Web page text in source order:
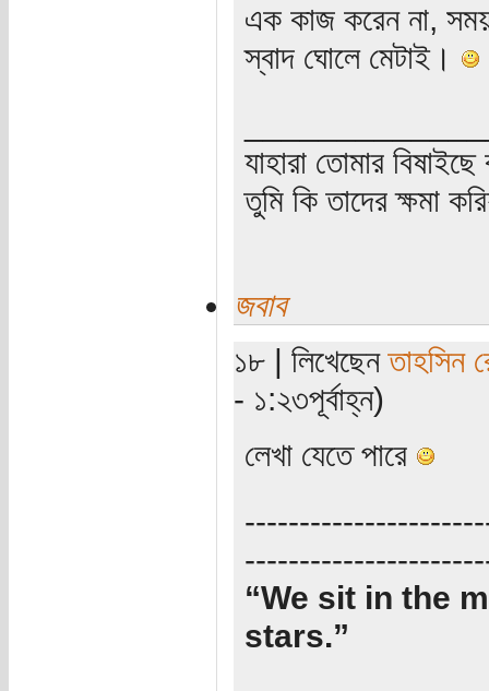
এক কাজ করেন না,
স্বাদ ঘোলে মেটাই।
যাহারা তোমার
তুমি কি তাদের ক্ষমা
জবাব
১৮ | লিখেছেনতাহসিন
- ১:২৩পূর্বাহ্ন)
লেখা যেতে পারে
“We sit in the
stars.”